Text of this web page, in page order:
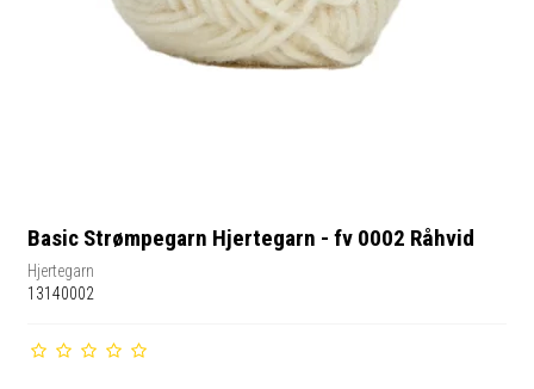
Basic Strømpegarn Hjertegarn - fv 0002 Råhvid
Hjertegarn
13140002